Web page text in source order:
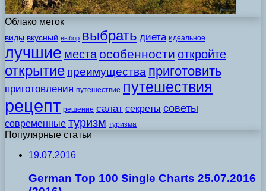
Облако меток
виды вкусный выбор выбрать диета идеальное
лучшие места особенности откройте
открытие преимущества приготовить
приготовления путешествие путешествия
рецепт решение салат секреты советы
современные туризм туризма
Популярные статьи
19.07.2016
German Top 100 Single Charts 25.07.2016